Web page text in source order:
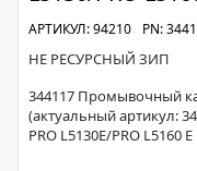
АРТИКУЛ: 94210 PN:
НЕ РЕСУРСНЫЙ ЗИП
344117 Промывочный
(актуальный артикул:
PRO L5130E/PRO L5160 E